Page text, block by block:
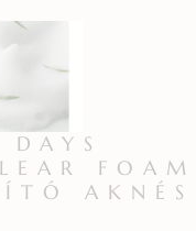
FOAM
AKNÉS